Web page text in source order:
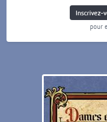
Inscrivez-
pour